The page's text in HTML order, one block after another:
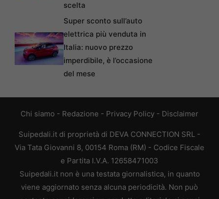
scelta
Super sconto sull’auto
elettrica più venduta in
Italia: nuovo prezzo
imperdibile, è l’occasione
del mese
Chi siamo - Redazione - Privacy Policy - Disclaimer
Suipedali.it di proprietà di DEVA CONNECTION SRL -
Via Tata Giovanni 8, 00154 Roma (RM) - Codice Fiscale
e Partita I.V.A. 12658471003
Suipedali.it non è una testata giornalistica, in quanto
viene aggiornato senza alcuna periodicità. Non può